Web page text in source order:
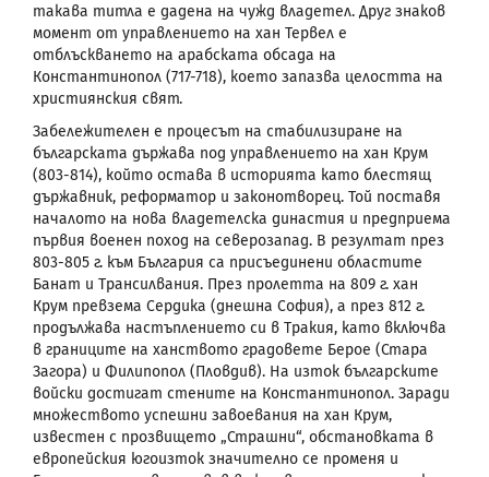
такава титла е дадена на чужд владетел. Друг знаков
момент от управлението на хан Тервел е
отблъскването на арабската обсада на
Константинопол (717-718), което запазва целостта на
християнския свят.
Забележителен е процесът на стабилизиране на
българската държава под управлението на хан Крум
(803-814), който остава в историята като блестящ
държавник, реформатор и законотворец. Той поставя
началото на нова владетелска династия и предприема
първия военен поход на северозапад. В резултат през
803-805 г. към България са присъединени областите
Банат и Трансилвания. През пролетта на 809 г. хан
Крум превзема Сердика (днешна София), а през 812 г.
продължава настъплението си в Тракия, като включва
в границите на ханството градовете Берое (Стара
Загора) и Филипопол (Пловдив). На изток българските
войски достигат стените на Константинопол. Заради
множеството успешни завоевания на хан Крум,
известен с прозвището „Страшни“, обстановката в
европейския югоизток значително се променя и